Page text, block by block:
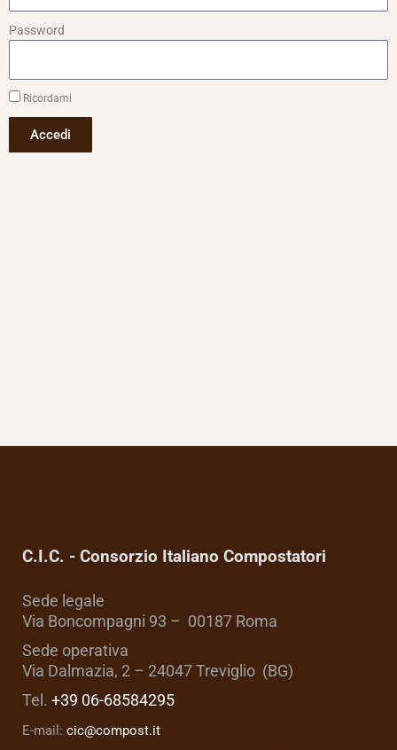
Password
Ricordami
Accedi
C.I.C. - Consorzio Italiano Compostatori
Sede legale
Via Boncompagni 93 – 00187 Roma
Sede operativa
Via Dalmazia, 2 – 24047 Treviglio (BG)
Tel. +39 06-68584295
E-mail: cic@compost.it